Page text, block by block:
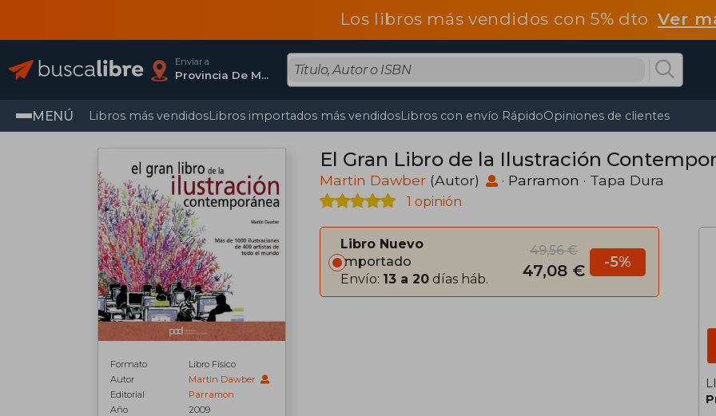
Los libros más vendidos con 5% dtoVer
Enviar a
Provincia De Madrid
MENÚ Libros más vendidosLibros importados más vendidosLibros con envío RápidoOpiniones de clientes
Formato
Libro Físico
Autor
Martin Dawber
Editorial
Parramon
Año
2009
El Gran Libro de la Ilustración
Martin Dawber (Autor) · Parramon · Tapa Dura
1 opinión
Libro Nuevo
Importado
Envío: 13 a 20 días háb.
49,56 €
47,08 € -5%